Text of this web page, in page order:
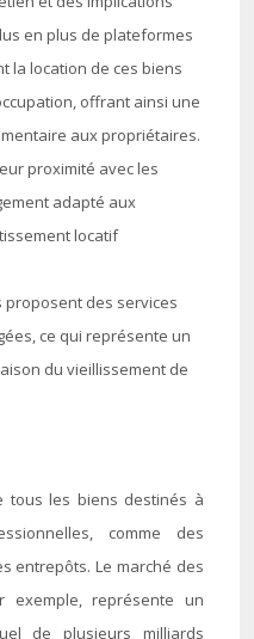
en plus de plateformes
la location de ces biens
offrant ainsi une
aux propriétaires.
proximité avec les
adapté aux
locatif
proposent des services
ce qui représente un
du vieillissement de
tous les biens destinés à
comme des
entrepôts. Le marché des
exemple, représente un
de plusieurs milliards